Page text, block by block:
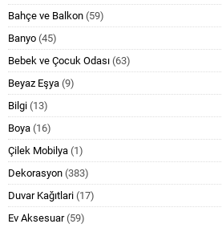
Bahçe ve Balkon (59)
Banyo (45)
Bebek ve Çocuk Odası (63)
Beyaz Eşya (9)
Bilgi (13)
Boya (16)
Çilek Mobilya (1)
Dekorasyon (383)
Duvar Kağıtlari (17)
Ev Aksesuar(59)